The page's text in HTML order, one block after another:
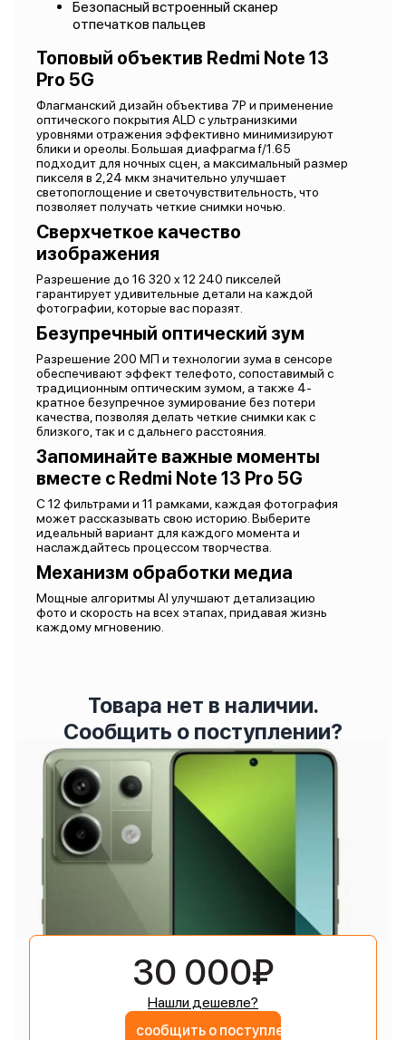
Безопасный встроенный сканер
отпечатков пальцев
Топовый объектив Redmi Note 13
Pro 5G
Флагманский дизайн объектива 7P и применение
оптического покрытия ALD с ультранизкими
уровнями отражения эффективно минимизируют
блики и ореолы. Большая диафрагма f/1.65
подходит для ночных сцен, а максимальный размер
пикселя в 2,24 мкм значительно улучшает
светопоглощение и светочувствительность, что
позволяет получать четкие снимки ночью.
Сверхчеткое качество
изображения
Разрешение до 16 320 x 12 240 пикселей
гарантирует удивительные детали на каждой
фотографии, которые вас поразят.
Безупречный оптический зум
Разрешение 200 МП и технологии зума в сенсоре
обеспечивают эффект телефото, сопоставимый с
традиционным оптическим зумом, а также 4-
кратное безупречное зумирование без потери
качества, позволяя делать четкие снимки как с
близкого, так и с дальнего расстояния.
Запоминайте важные моменты
вместе с Redmi Note 13 Pro 5G
С 12 фильтрами и 11 рамками, каждая фотография
может рассказывать свою историю. Выберите
идеальный вариант для каждого момента и
наслаждайтесь процессом творчества.
Механизм обработки медиа
Мощные алгоритмы AI улучшают детализацию
фото и скорость на всех этапах, придавая жизнь
каждому мгновению.
Товара нет в наличии.
Сообщить о поступлении?
30 000₽
Нашли дешевле?
сообщить о поступлении